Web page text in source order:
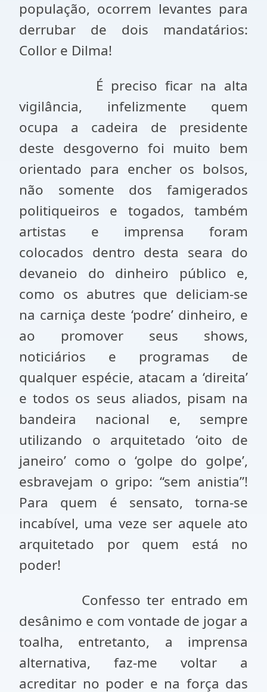
população, ocorrem levantes para
derrubar de dois mandatários:
Collor e Dilma!
É preciso ficar na alta
vigilância, infelizmente quem
ocupa a cadeira de presidente
deste desgoverno foi muito bem
orientado para encher os bolsos,
não somente dos famigerados
politiqueiros e togados, também
artistas e imprensa foram
colocados dentro desta seara do
devaneio do dinheiro público e,
como os abutres que deliciam-se
na carniça deste ‘podre’ dinheiro, e
ao promover seus shows,
noticiários e programas de
qualquer espécie, atacam a ‘direita’
e todos os seus aliados, pisam na
bandeira nacional e, sempre
utilizando o arquitetado ‘oito de
janeiro’ como o ‘golpe do golpe’,
esbravejam o gripo: “sem anistia”!
Para quem é sensato, torna-se
incabível, uma veze ser aquele ato
arquitetado por quem está no
poder!
Confesso ter entrado em
desânimo e com vontade de jogar a
toalha, entretanto, a imprensa
alternativa, faz-me voltar a
acreditar no poder e na força das